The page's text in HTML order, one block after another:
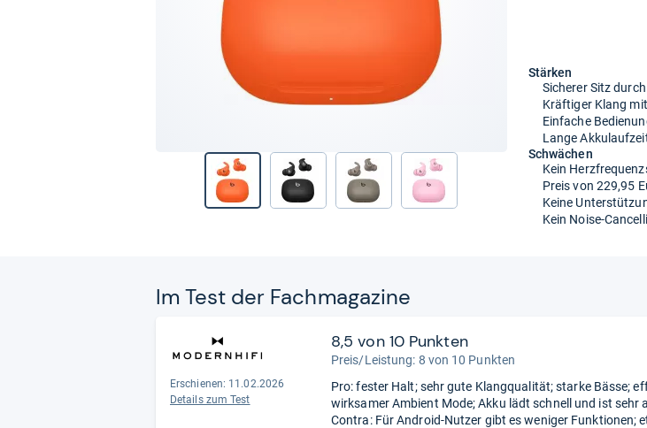
Stärken
Sicherer Sitz
Kräftiger Klang
Einfache
Lange
Schwächen
Kein
Preis von 229,95
Keine
Kein Noise-
Im Test der Fach­ma­ga­zine
Erschienen: 11.02.2026
Details zum Test
8,5 von 10 Punkten
Preis/Leistung: 8 von 10 Punkten
Pro: fester Halt; sehr gute Klangqualität; starke Bässe;
wirksamer Ambient Mode; Akku lädt schnell und ist sehr
Contra: Für Android-Nutzer gibt es weniger Funktionen;